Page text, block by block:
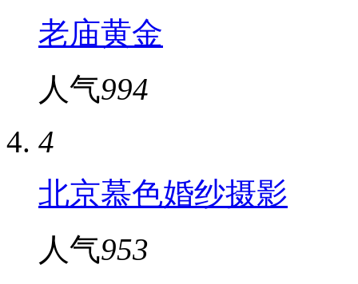
老庙黄金
人气994
4
北京慕色婚纱摄影
人气953